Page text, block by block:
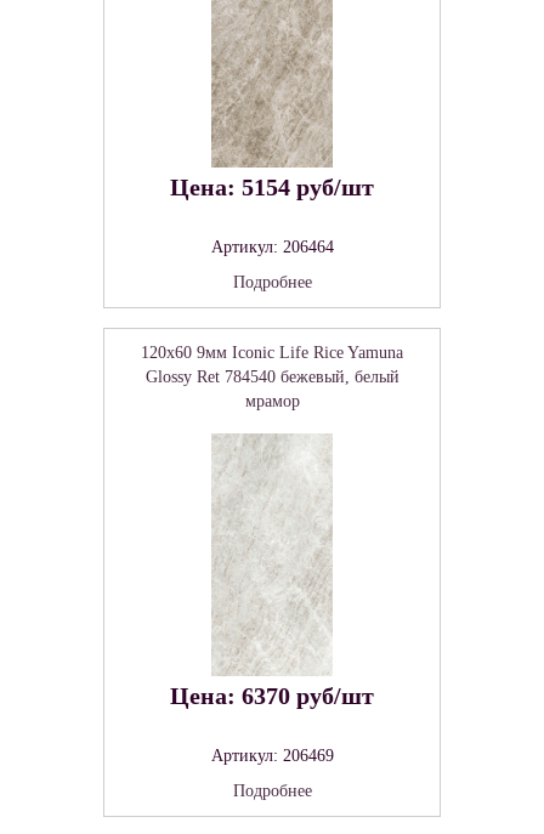
Цена: 5154 руб/шт
Артикул: 206464
Подробнее
120x60 9мм Iconic Life Rice Yamuna
Glossy Ret 784540 бежевый, белый
мрамор
Цена: 6370 руб/шт
Артикул: 206469
Подробнее